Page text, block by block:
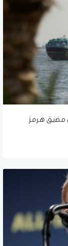
مضيق هرمز